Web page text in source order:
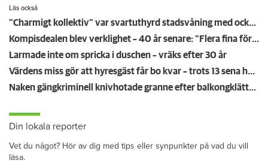
Läs också
”Charmigt kollektiv” var svartuthyrd stadsvåning med ockerhyra
Kompisdealen blev verklighet – 40 år senare: "Flera fina fördelar med att dela bostad"
Larmade inte om spricka i duschen – vräks efter 30 år
Värdens miss gör att hyresgäst får bo kvar – trots 13 sena hyror
Naken gängkriminell knivhotade granne efter balkongklättring
Din lokala reporter
Vet du något? Hör av dig med tips eller synpunkter på vad du vill
läsa.